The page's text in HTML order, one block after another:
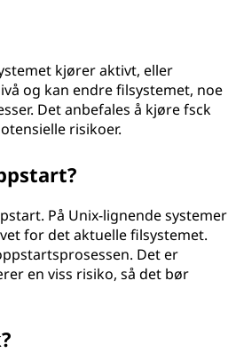
kjører aktivt, eller
og kan endre filsystemet, noe
Det anbefales å kjøre fsck
risikoer.
På Unix-lignende systemer
for det aktuelle filsystemet.
Det er
en viss risiko, så det bør